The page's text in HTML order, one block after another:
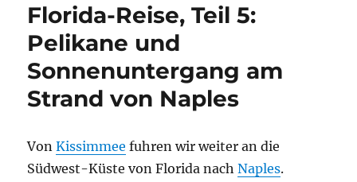
6:
Alligatoren,
Reiher,
Schlangenhalsvögel
und
ein
die
Everglades
Florida-Reise, Teil 5:
Pelikane und
Sonnenuntergang am
Strand von Naples
VonKissimmee fuhren wir weiter an die
Südwest-Küste von Florida nachNaples.